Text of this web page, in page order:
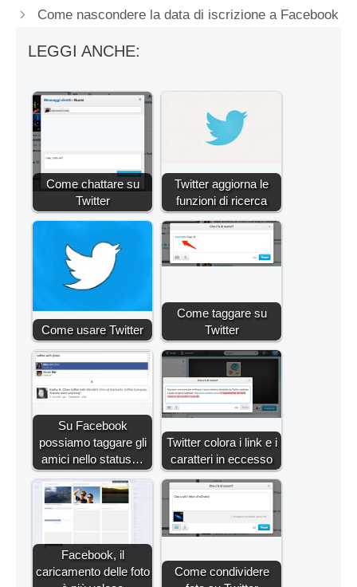
Come nascondere la data di iscrizione a Facebook
LEGGI ANCHE:
Come chattare su
Twitter
Twitter aggiorna le
funzioni di ricerca
Come usare Twitter
Come taggare su
Twitter
Su Facebook
possiamo taggare gli
amici nello status…
Twitter colora i link e i
caratteri in eccesso
Facebook, il
caricamento delle foto
Come condividere